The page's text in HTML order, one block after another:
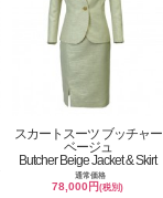
スカートスーツ ブッチャー
ベージュ
Butcher Beige Jacket & Skirt
通常価格
78,000円(税別)